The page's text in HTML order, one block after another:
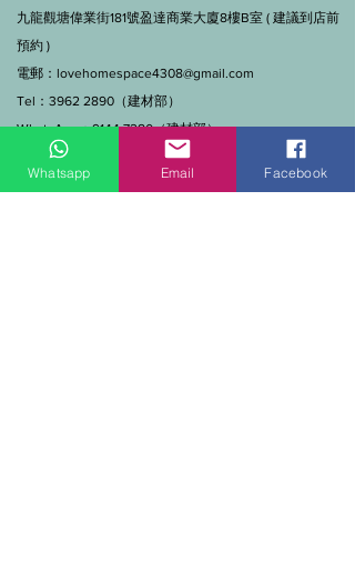
九龍觀塘偉業街181號盈達商業大廈8樓B室 ( 建議到店前
預約 )
電郵： lovehomespace4308@gmail.com
Tel：3962 2890（建材部）
WhatsApp：9144 7280（建材部）
門市營業時間：早上11點到7點(星期一門市休息)
線上及電話查詢：9:00-18:00（假日照常）。
Whatsapp Email Facebook